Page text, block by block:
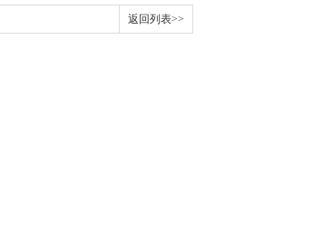
返回列表>>